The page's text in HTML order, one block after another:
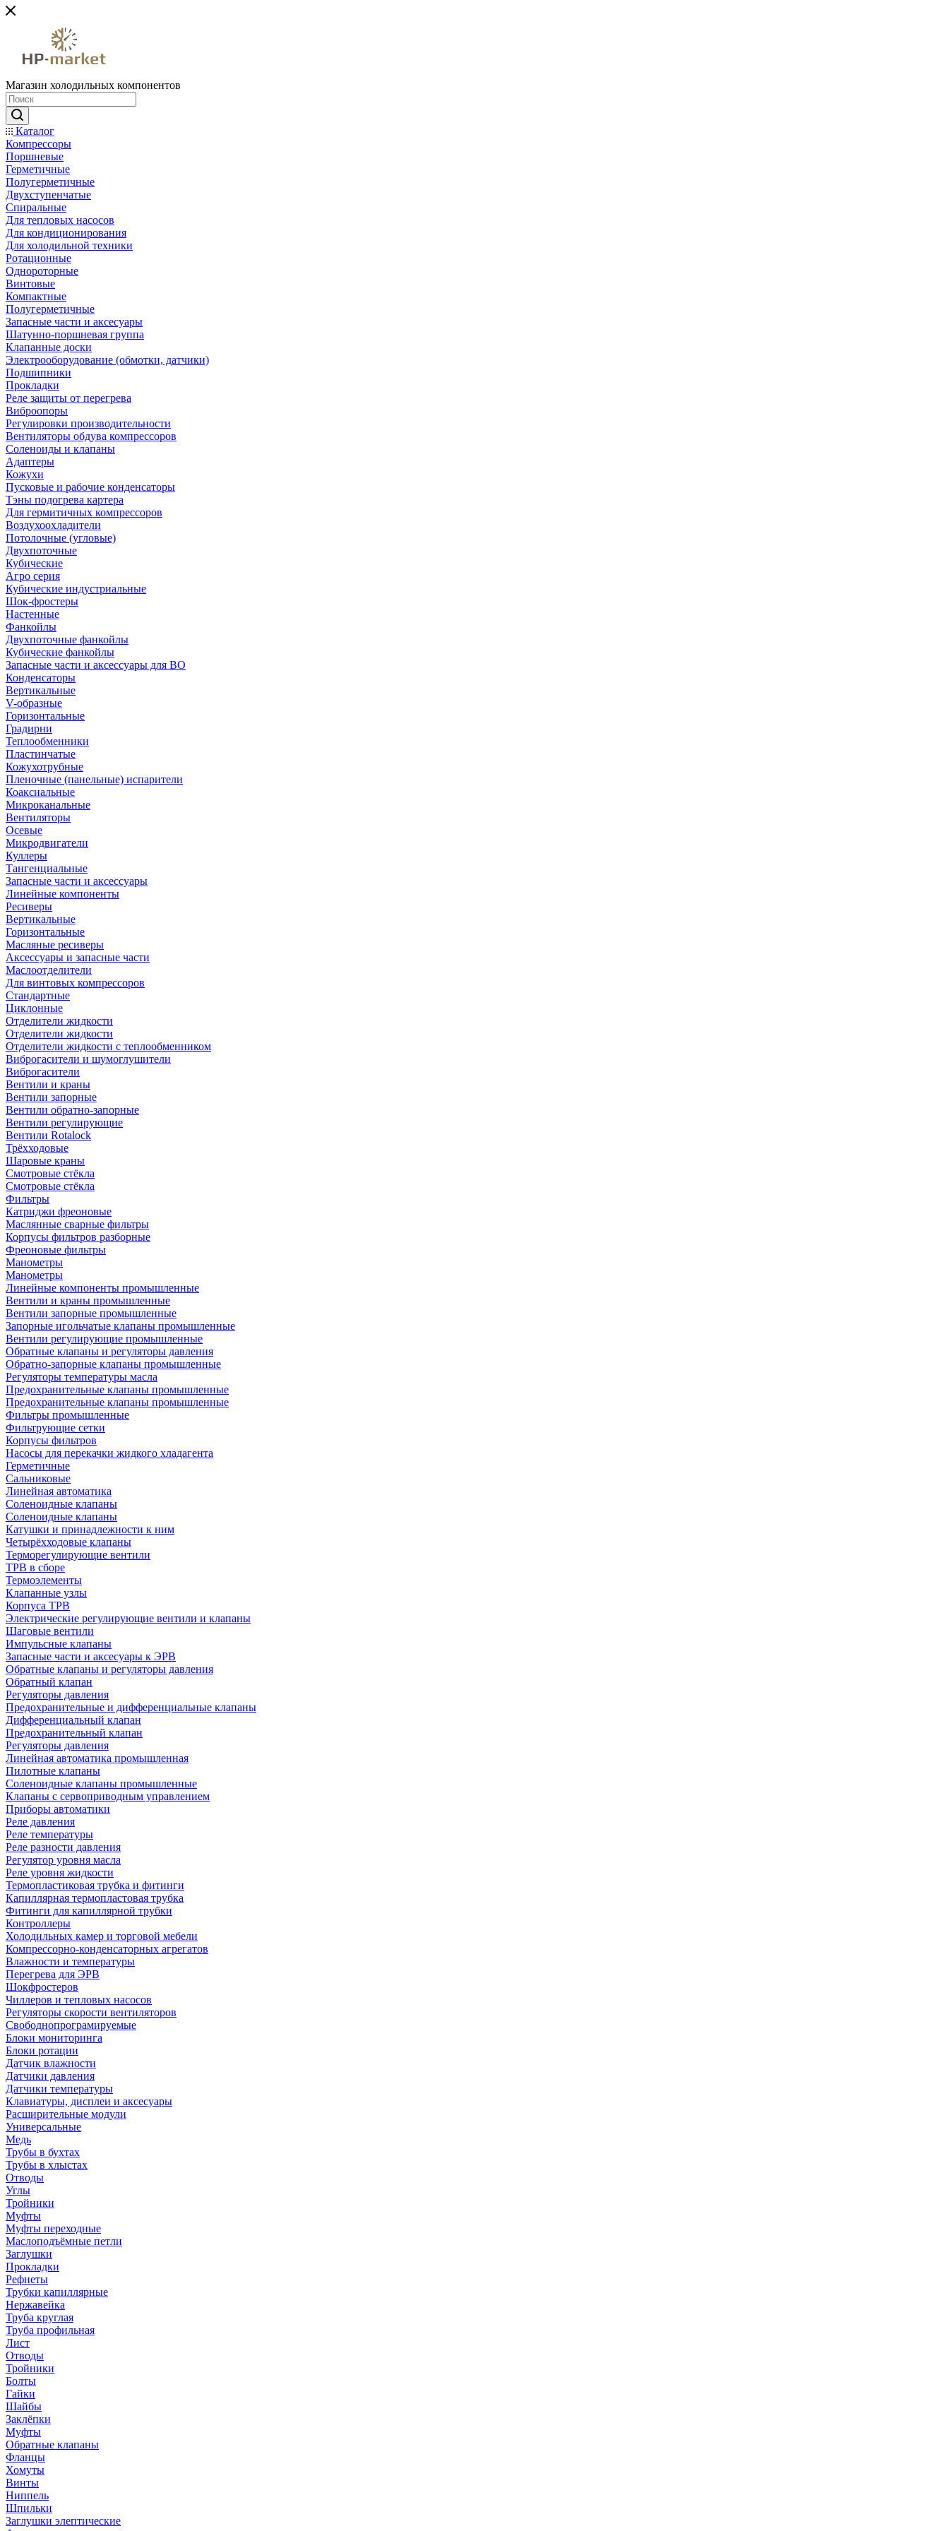
Магазин холодильных компонентов
Каталог
Компрессоры
Поршневые
Герметичные
Полугерметичные
Двухступенчатые
Спиральные
Для тепловых насосов
Для кондиционирования
Для холодильной техники
Ротационные
Однороторные
Винтовые
Компактные
Полугерметичные
Запасные части и аксесуары
Шатунно-поршневая группа
Клапанные доски
Электрооборудование (обмотки, датчики)
Подшипники
Прокладки
Реле защиты от перегрева
Виброопоры
Регулировки производительности
Вентиляторы обдува компрессоров
Соленоиды и клапаны
Адаптеры
Кожухи
Пусковые и рабочие конденсаторы
Тэны подогрева картера
Для гермитичных компрессоров
Воздухоохладители
Потолочные (угловые)
Двухпоточные
Кубические
Агро серия
Кубические индустриальные
Шок-фростеры
Настенные
Фанкойлы
Двухпоточные фанкойлы
Кубические фанкойлы
Запасные части и аксессуары для ВО
Конденсаторы
Вертикальные
V-образные
Горизонтальные
Градирни
Теплообменники
Пластинчатые
Кожухотрубные
Пленочные (панельные) испарители
Коаксиальные
Микроканальные
Вентиляторы
Осевые
Микродвигатели
Куллеры
Тангенциальные
Запасные части и аксессуары
Линейные компоненты
Ресиверы
Вертикальные
Горизонтальные
Масляные ресиверы
Аксессуары и запасные части
Маслоотделители
Для винтовых компрессоров
Стандартные
Циклонные
Отделители жидкости
Отделители жидкости
Отделители жидкости с теплообменником
Виброгасители и шумоглушители
Виброгасители
Вентили и краны
Вентили запорные
Вентили обратно-запорные
Вентили регулирующие
Вентили Rotalock
Трёхходовые
Шаровые краны
Смотровые стёкла
Смотровые стёкла
Фильтры
Катриджи фреоновые
Маслянные сварные фильтры
Корпусы фильтров разборные
Фреоновые фильтры
Манометры
Манометры
Линейные компоненты промышленные
Вентили и краны промышленные
Вентили запорные промышленные
Запорные игольчатые клапаны промышленные
Вентили регулирующие промышленные
Обратные клапаны и регуляторы давления
Обратно-запорные клапаны промышленные
Регуляторы температуры масла
Предохранительные клапаны промышленные
Предохранительные клапаны промышленные
Фильтры промышленные
Фильтрующие сетки
Корпусы фильтров
Насосы для перекачки жидкого хладагента
Герметичные
Сальниковые
Линейная автоматика
Соленоидные клапаны
Соленоидные клапаны
Катушки и принадлежности к ним
Четырёхходовые клапаны
Терморегулирующие вентили
ТРВ в сборе
Термоэлементы
Клапанные узлы
Корпуса ТРВ
Электрические регулирующие вентили и клапаны
Шаговые вентили
Импульсные клапаны
Запасные части и аксесуары к ЭРВ
Обратные клапаны и регуляторы давления
Обратный клапан
Регуляторы давления
Предохранительные и дифференциальные клапаны
Дифференциальный клапан
Предохранительный клапан
Регуляторы давления
Линейная автоматика промышленная
Пилотные клапаны
Соленоидные клапаны промышленные
Клапаны с сервоприводным управлением
Приборы автоматики
Реле давления
Реле температуры
Реле разности давления
Регулятор уровня масла
Реле уровня жидкости
Термопластиковая трубка и фитинги
Капиллярная термопластовая трубка
Фитинги для капиллярной трубки
Контроллеры
Холодильных камер и торговой мебели
Компрессорно-конденсаторных агрегатов
Влажности и температуры
Перегрева для ЭРВ
Шокфростеров
Чиллеров и тепловых насосов
Регуляторы скорости вентиляторов
Свободнопрограмируемые
Блоки мониторинга
Блоки ротации
Датчик влажности
Датчики давления
Датчики температуры
Клавиатуры, дисплеи и аксесуары
Расширительные модули
Универсальные
Медь
Трубы в бухтах
Трубы в хлыстах
Отводы
Углы
Тройники
Муфты
Муфты переходные
Маслоподъёмные петли
Заглушки
Прокладки
Рефнеты
Трубки капиллярные
Нержавейка
Труба круглая
Труба профильная
Лист
Отводы
Тройники
Болты
Гайки
Шайбы
Заклёпки
Муфты
Обратные клапаны
Фланцы
Хомуты
Винты
Ниппель
Шпильки
Заглушки элептические